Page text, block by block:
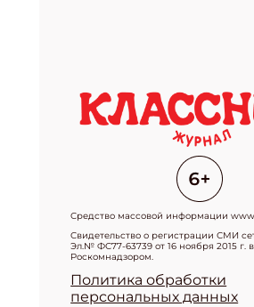
Средство массовой информации
Свидетельство о регистрации СМИ
Эл.№ ФС77-63739 от 16 ноября 2015 г.
Роскомнадзором.
Политика обработки
персональных данных